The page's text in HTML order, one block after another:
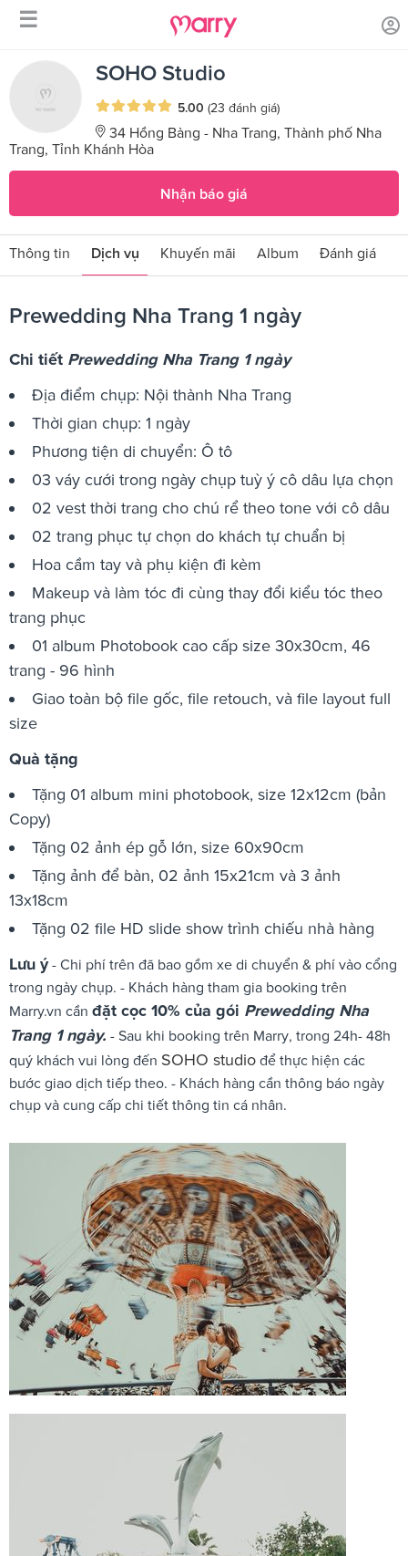
☰
Trang chủ Sản phẩm dịch vụ / Prewedding Nha Trang 1 ngày
SOHO Studio
5.00 (23 đánh giá)
34 Hồng Bàng - Nha Trang, Thành phố Nha
Trang, Tỉnh Khánh Hòa
Nhận báo giá
Thông tin Dịch vụ Khuyến mãi Album Đánh giá
Prewedding Nha Trang 1 ngày
Chi tiết Prewedding Nha Trang 1 ngày
Địa điểm chụp: Nội thành Nha Trang
Thời gian chụp: 1 ngày
Phương tiện di chuyển: Ô tô
03 váy cưới trong ngày chụp tuỳ ý cô dâu lựa chọn
02 vest thời trang cho chú rể theo tone với cô dâu
02 trang phục tự chọn do khách tự chuẩn bị
Hoa cầm tay và phụ kiện đi kèm
Makeup và làm tóc đi cùng thay đổi kiểu tóc theo
trang phục
01 album Photobook cao cấp size 30x30cm, 46
trang - 96 hình
Giao toàn bộ file gốc, file retouch, và file layout full
size
Quà tặng
Tặng 01 album mini photobook, size 12x12cm (bản
Copy)
Tặng 02 ảnh ép gỗ lớn, size 60x90cm
Tặng ảnh để bàn, 02 ảnh 15x21cm và 3 ảnh
13x18cm
Tặng 02 file HD slide show trình chiếu nhà hàng
Lưu ý- Chi phí trên đã bao gồm xe di chuyển & phí vào cổng
trong ngày chụp. - Khách hàng tham gia booking trên
Marry.vn cần đặt cọc 10% của gói Prewedding Nha
Trang 1 ngày. - Sau khi booking trên Marry, trong 24h- 48h
quý khách vui lòng đến SOHO studio để thực hiện các
bước giao dịch tiếp theo. - Khách hàng cần thông báo ngày
chụp và cung cấp chi tiết thông tin cá nhân.